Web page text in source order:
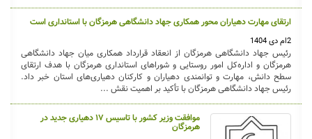
ارتقای مهارت دهیاران محور همکاری جهاد دانشگاهی هرمزگان با استانداری است
2ام دی 1404
رئیس جهاد دانشگاهی هرمزگان از انعقاد قرارداد همکاری میان جهاد دانشگاهی
هرمزگان و اداره‌کل امور روستایی و شوراهای استانداری هرمزگان با هدف ارتقای
سطح دانش، مهارت و توانمندی دهیاران و کارکنان دهیاری‌های استان خبر داد.
رئیس جهاد دانشگاهی هرمزگان با تأکید بر اهمیت نقش ...
موافقت وزیر کشور با تاسیس ۱۷ دهیاری جدید در
هرمزگان